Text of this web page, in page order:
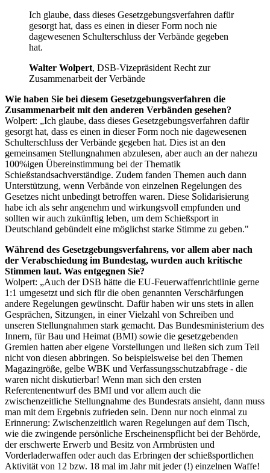
Ich glaube, dass dieses Gesetzgebungsverfahren dafür
gesorgt hat, dass es einen in dieser Form noch nie
dagewesenen Schulterschluss der Verbände gegeben
hat.
Walter Wolpert, DSB-Vizepräsident Recht zur
Zusammenarbeit der Verbände
Wie haben Sie bei diesem Gesetzgebungsverfahren die
Zusammenarbeit mit den anderen Verbänden gesehen?
Wolpert: „Ich glaube, dass dieses Gesetzgebungsverfahren dafür
gesorgt hat, dass es einen in dieser Form noch nie dagewesenen
Schulterschluss der Verbände gegeben hat. Dies ist an den
gemeinsamen Stellungnahmen abzulesen, aber auch an der nahezu
100%igen Übereinstimmung bei der Thematik
Schießstandsachverständige. Zudem fanden Themen auch dann
Unterstützung, wenn Verbände von einzelnen Regelungen des
Gesetzes nicht unbedingt betroffen waren. Diese Solidarisierung
habe ich als sehr angenehm und wirkungsvoll empfunden und
sollten wir auch zukünftig leben, um dem Schießsport in
Deutschland gebündelt eine möglichst starke Stimme zu geben."
Während des Gesetzgebungsverfahrens, vor allem aber nach
der Verabschiedung im Bundestag, wurden auch kritische
Stimmen laut. Was entgegnen Sie?
Wolpert: „Auch der DSB hätte die EU-Feuerwaffenrichtlinie gerne
1:1 umgesetzt und sich für die oben genannten Verschärfungen
andere Regelungen gewünscht. Dafür haben wir uns stets in allen
Gesprächen, Sitzungen, in einer Vielzahl von Schreiben und
unseren Stellungnahmen stark gemacht. Das Bundesministerium des
Innern, für Bau und Heimat (BMI) sowie die gesetzgebenden
Gremien hatten aber eigene Vorstellungen und ließen sich zum Teil
nicht von diesen abbringen. So beispielsweise bei den Themen
Magazingröße, gelbe WBK und Verfassungsschutzabfrage - die
waren nicht diskutierbar! Wenn man sich den ersten
Referentenentwurf des BMI und vor allem auch die
zwischenzeitliche Stellungnahme des Bundesrats ansieht, dann muss
man mit dem Ergebnis zufrieden sein. Denn nur noch einmal zu
Erinnerung: Zwischenzeitlich waren Regelungen auf dem Tisch,
wie die zwingende persönliche Erscheinenspflicht bei der Behörde,
der erschwerte Erwerb und Besitz von Armbrüsten und
Vorderladerwaffen oder auch das Erbringen der schießsportlichen
Aktivität von 12 bzw. 18 mal im Jahr mit jeder (!) einzelnen Waffe!